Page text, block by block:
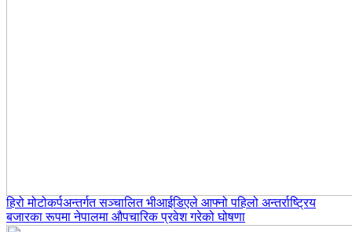
हिरो मोटोकर्पअन्तर्गत सञ्चालित भीआईडिएले आफ्नो पहिलो अन्तर्राष्ट्रिय
बजारका रूपमा नेपालमा औपचारिक प्रवेश गरेको घोषणा